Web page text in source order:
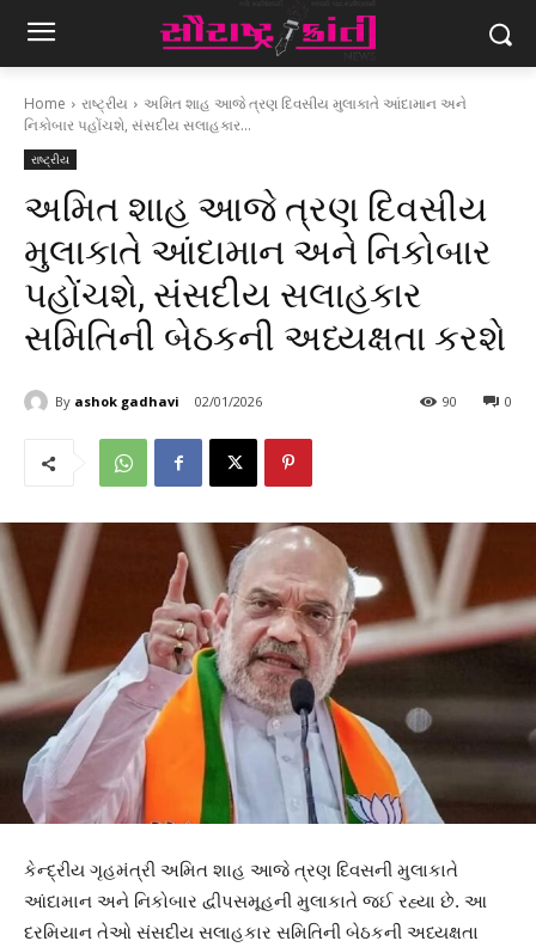
Home રાષ્ટ્રીય
અમિત શાહ આજે ત્રણ દિવસીય મુલાકાતે આંદામાન અને
નિકોબાર પહોંચશે, સંસદીય સલાહકાર...
રાષ્ટ્રીય
અમિત શાહ આજે ત્રણ દિવસીય
મુલાકાતે આંદામાન અને નિકોબાર
પહોંચશે, સંસદીય સલાહકાર
સમિતિની બેઠકની અધ્યક્ષતા કરશે
By ashok gadhavi 02/01/2026 0
90
કેન્દ્રીય ગૃહમંત્રી અમિત શાહ આજે ત્રણ દિવસની મુલાકાતે
આંદામાન અને નિકોબાર દ્વીપસમૂહની મુલાકાતે જઈ રહ્યા છે. આ
દરમિયાન તેઓ સંસદીય સલાહકાર સમિતિની બેઠકની અધ્યક્ષતા